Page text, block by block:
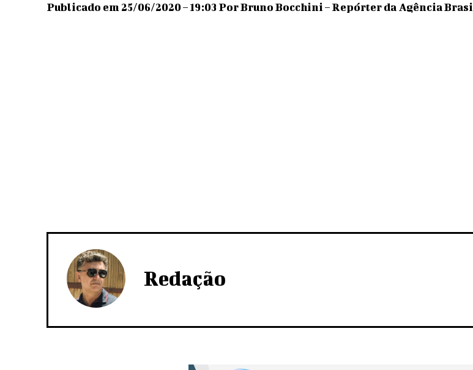
Publicado em 25/06/2020 – 19:03 Por Bruno Bocchini – Repórter da Agência
Redação